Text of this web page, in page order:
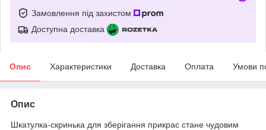
Замовлення під захистом
Доступна доставка
Опис Характеристики Доставка Оплата Умови
Опис
Шкатулка-скринька для зберігання прикрас стане чудовим